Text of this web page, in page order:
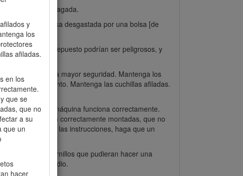
y
los
afiladas.
en los
que se
que no
a su
que un
hacer
está apagada.
cualquier bolsa desgastada por una bolsa [de
y piezas de repuesto podrían ser peligrosos, y
rendimiento y la mayor seguridad. Mantenga los
de funcionamiento. Mantenga las cuchillas afiladas.
determine si la máquina funciona correctamente.
que están correctamente montadas, que no
lo contrario en las instrucciones, haga que un
clavos y tornillos que pudieran hacer una
o un incendio.